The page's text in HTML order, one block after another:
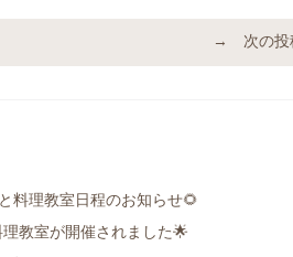
→ 次の投
料理教室日程のお知らせ🌻
理教室が開催されました🌟